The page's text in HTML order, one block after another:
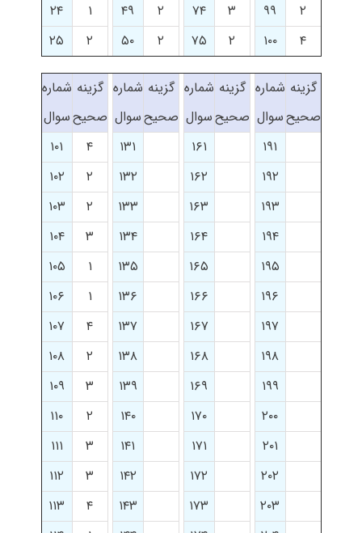
۲
۹۹ ۳ ۷۴ ۲ ۴۹ ۱
۲۴
۴
۱۰۰ ۲ ۷۵ ۲ ۵۰ ۲ ۲۵
گزینه
صحیح
شماره
سوال
گزینه
صحیح
شماره
سوال
گزینه
صحیح
شماره
سوال
گزینه
صحیح
شماره
سوال
۱۹۱
۱۶۱ ۱۳۱ ۴
۱۰۱
۱۹۲
۱۶۲ ۱۳۲ ۲
۱۰۲
۱۹۳
۱۶۳ ۱۳۳ ۲
۱۰۳
۱۹۴
۱۶۴ ۱۳۴ ۳
۱۰۴
۱۹۵
۱۶۵ ۱۳۵ ۱
۱۰۵
۱۹۶
۱۶۶ ۱۳۶ ۱
۱۰۶
۱۹۷
۱۶۷ ۱۳۷ ۴
۱۰۷
۱۹۸
۱۶۸ ۱۳۸ ۲
۱۰۸
۱۹۹
۱۶۹ ۱۳۹ ۳
۱۰۹
۲۰۰
۱۷۰ ۱۴۰ ۲
۱۱۰
۲۰۱
۱۷۱ ۱۴۱ ۳
۱۱۱
۲۰۲
۱۷۲ ۱۴۲ ۳
۱۱۲
۲۰۳
۱۷۳ ۱۴۳ ۴
۱۱۳